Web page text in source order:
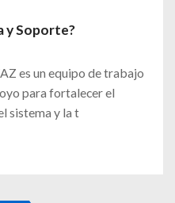
y Soporte?
es un equipo de trabajo
para fortalecer el
sistema y la t